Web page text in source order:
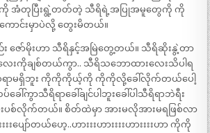
ကို အံတုပြီးရွဲ့တတ်တဲ့ သီရိရဲ့အပြုအမူတွေကို ကို
ောင်းမှာပဲလို့ တွေးမိတယ်။
ဇော်မိုးဟာ သီရိနှင့်အမြဲတွေ့တယ်။ သီရိဆိုးနွဲ့တာ
ေးကိုချစ်တယ်ကွာ.. သီရိသဘောထားလေးသိပါရ
ာမရှိဘူး ကိုကိုကိုယ့်ကို ကိုကိုလို့ခေါ်လိုက်တယ်ပေါ့
ေါ်ကွာသီရိရာခေါ်ချင်ပါဘူးခေါ်ပါသီရိရာဘဲရီး
းပစ်လိုက်တယ်။ စိတ်ထဲမှာ အားမလိုအားမရဖြစ်လာ
းပျော်တယ်ဟေ့..ဟားးးဟားးးးဟားးးးဟာ ကိုကို